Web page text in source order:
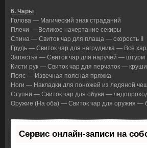
6. Чары
Голова — Магический знак страданий
Плечи — Великое начертание секиры
Спина — Свиток чар для плаща — скорость II
Грудь — Свиток чар для нагрудника — Все
Запястья — Свиток чар для наручей — штурм
Кисти рук — Свиток чар для перчаток —
Пояс — Извечная поясная пряжка
Ноги — Накладки для поножей из ледяной
Ступни — Свиток чар для обуви —
Оружие (На оба) — Свиток чар для оружия —
Сервис онлайн-записи на